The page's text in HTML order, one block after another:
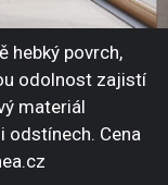
hebký povrch,
odolnost zajistí
materiál
odstínech. Cena